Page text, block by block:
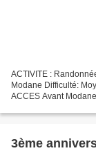
ACTIVITE :
Modane Difficulté:
ACCES Avant
3ème